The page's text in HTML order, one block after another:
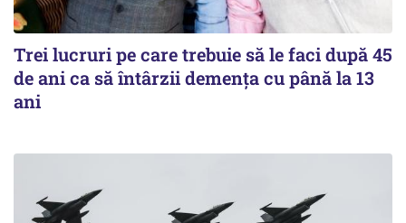
Trei lucruri pe care trebuie să le faci după 45
de ani ca să întârzii demența cu până la 13
ani